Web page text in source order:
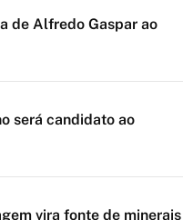
de Alfredo Gaspar ao
será candidato ao
vira fonte de minerais